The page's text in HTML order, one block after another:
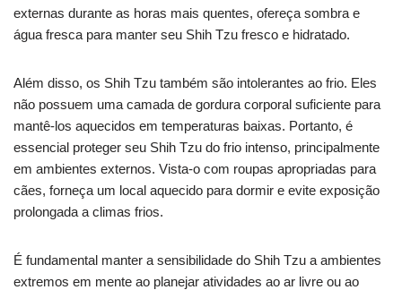
externas durante as horas mais quentes, ofereça sombra e
água fresca para manter seu Shih Tzu fresco e hidratado.
Além disso, os Shih Tzu também são intolerantes ao frio. Eles
não possuem uma camada de gordura corporal suficiente para
mantê-los aquecidos em temperaturas baixas. Portanto, é
essencial proteger seu Shih Tzu do frio intenso, principalmente
em ambientes externos. Vista-o com roupas apropriadas para
cães, forneça um local aquecido para dormir e evite exposição
prolongada a climas frios.
É fundamental manter a sensibilidade do Shih Tzu a ambientes
extremos em mente ao planejar atividades ao ar livre ou ao